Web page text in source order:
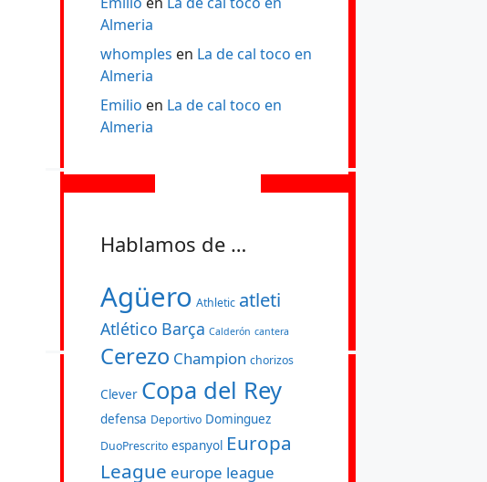
Almeria
whomples en La de cal toco en
Almeria
Emilio en La de cal toco en
Almeria
Hablamos de …
Agüero Athletic atleti
Atlético Barça Calderón cantera
Cerezo Champion chorizos
Clever Copa del Rey
defensa Deportivo Dominguez
DuoPrescrito espanyol Europa
League europe league